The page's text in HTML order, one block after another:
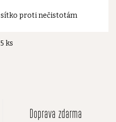
sítko proti nečistotám
5 ks
Doprava zdarma